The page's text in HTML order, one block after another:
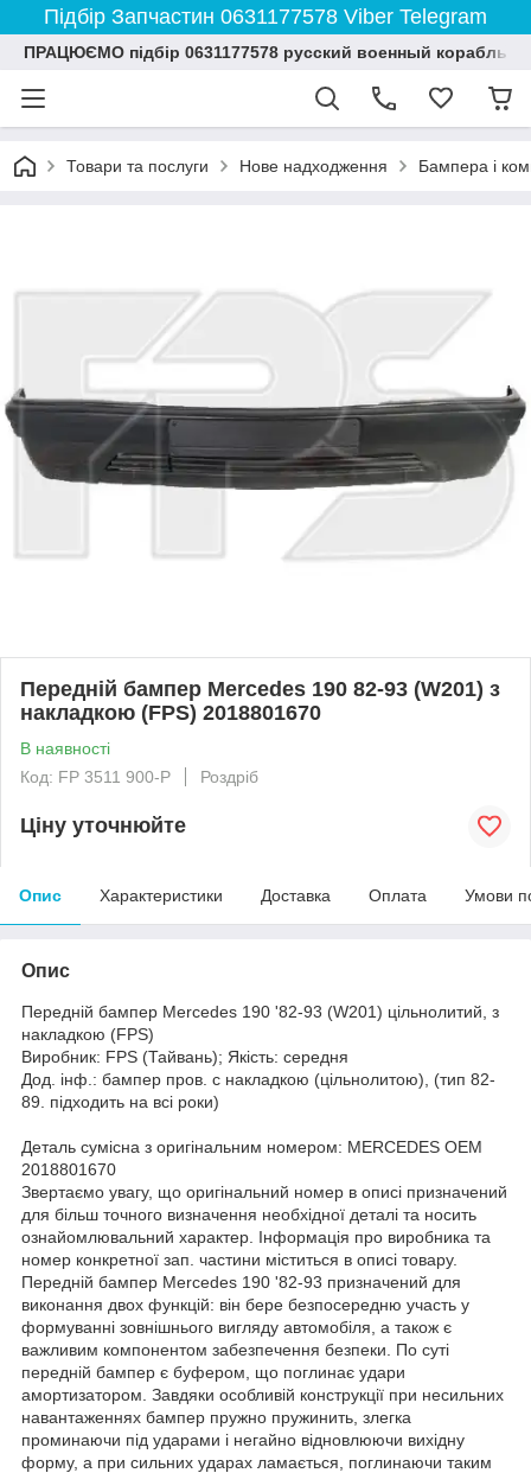
Підбір Запчастин 0631177578 Viber Telegram
ПРАЦЮЄМО підбір 0631177578 русский военный корабль
Товари та послуги Нове надходження Бампера і
Передній бампер Mercedes 190 82-93 (W201) з
накладкою (FPS) 2018801670
В наявності
Код: FP 3511 900-P
Роздріб
Ціну уточнюйте
Опис Характеристики Доставка Оплата Умови
Опис
Передній бампер Mercedes 190 '82-93 (W201) цільнолитий, з
накладкою (FPS)
Виробник: FPS (Тайвань); Якість: середня
Дод. інф.: бампер пров. c накладкою (цільнолитою), (тип 82-
89. підходить на всі роки)
Деталь сумісна з оригінальним номером: MERCEDES OEM
2018801670
Звертаємо увагу, що оригінальний номер в описі призначений
для більш точного визначення необхідної деталі та носить
ознайомлювальний характер. Інформація про виробника та
номер конкретної зап. частини міститься в описі товару.
Передній бампер Mercedes 190 '82-93 призначений для
виконання двох функцій: він бере безпосередню участь у
формуванні зовнішнього вигляду автомобіля, а також є
важливим компонентом забезпечення безпеки. По суті
передній бампер є буфером, що поглинає удари
амортизатором. Завдяки особливій конструкції при несильних
навантаженнях бампер пружно пружинить, злегка
проминаючи під ударами і негайно відновлюючи вихідну
форму, а при сильних ударах ламається, поглинаючи таким